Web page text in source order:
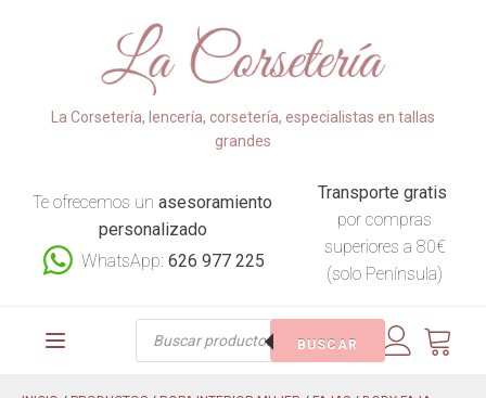
La Corsetería, lencería, corsetería, especialistas en tallas
grandes
Te ofrecemos unasesoramiento
personalizado
WhatsApp:626 977 225
Transporte gratis
por compras
superiores a 80€
(solo Península)
Búsqueda
BUSCAR